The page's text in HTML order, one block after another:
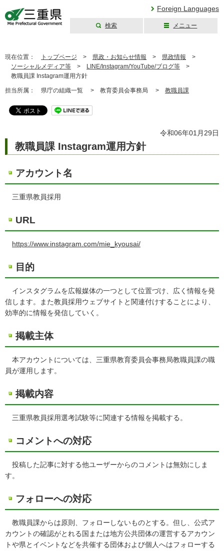
Foreign Languages
検索 メニュー
現在位置： トップページ > 県政・お知らせ情報 > 県政情報 >
ソーシャルメディア等 > LINE/Instagram/YouTube/ブログ等 >
教職員課 Instagram運用方針
担当所属： 県庁の組織一覧 > 教育委員会事務局 > 教職員課
令和06年01月29日
教職員課 Instagram運用方針
アカウント名
三重県教員採用
URL
https://www.instagram.com/mie_kyousai/
目的
インスタグラムを広報媒体の一つとして位置づけ、広く情報を発
信します。また教員採用ウェブサイトと関連付けすることにより、
効率的に情報を発信していく。
掲載主体
本アカウントについては、三重県教育委員会事務局教職員課の職
員が運用します。
掲載内容
三重県教員採用選考試験等に関連する情報を掲載する。
コメントへの対応
投稿した記事に対する他ユーザーからのコメントは無効にしま
す。
フォローへの対応
教職員課からは原則、フォローしないものとする。但し、公式ア
カウントの確認がとれる国または地方公共団体の運営するアカウン
トや県とイベントなどを共催する団体および個人へはフォローする